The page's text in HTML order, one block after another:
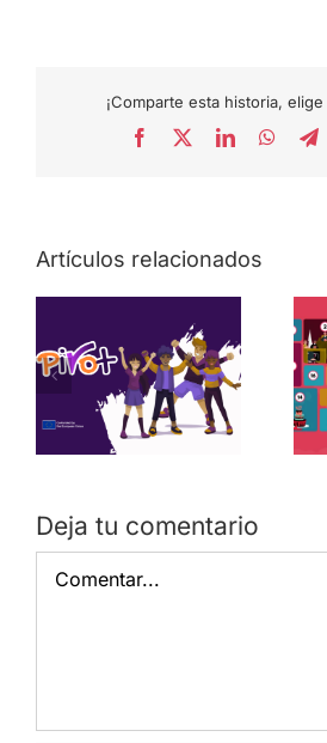
¡Comparte esta historia,
Facebook
LinkedIn
Artículos relacionados
Deja tu comentario
Comentar